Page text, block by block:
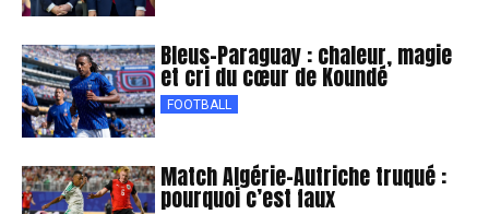
Bleus-Paraguay : chaleur, magie
et cri du cœur de Koundé
FOOTBALL
Match Algérie-Autriche truqué :
pourquoi c’est faux